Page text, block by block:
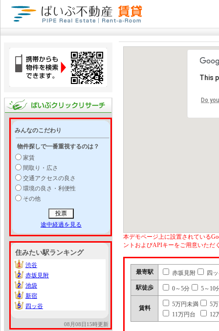
みんなのこだわり
物件探しで一番重視するのは？
家賃
間取り・広さ
交通アクセスの良さ
環境の良さ・利便性
その他
途中経過を見る
住みたい駅ランキング
1
1
渋谷
2
2
赤坂見附
2
2
池袋
4
4
新宿
5
5 四ッ谷
08月08日15時更新
This
Do
本デモページ上に設置されている
ントおよびAPIキーをご用意いただ
最寄駅 赤坂見附 四
駅徒歩 0～5分 5～10
賃料
5万円未満
5
11万円台
12